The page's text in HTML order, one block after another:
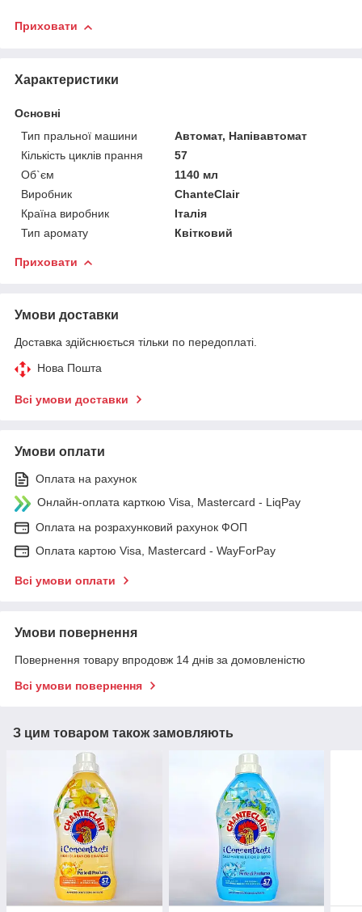
Приховати
Характеристики
Основні
Тип пральної машини
Автомат, Напівавтомат
Кількість циклів прання
57
Об`єм
1140 мл
Виробник
ChanteClair
Країна виробник
Італія
Тип аромату
Квітковий
Приховати
Умови доставки
Доставка здійснюється тільки по передоплаті.
Нова Пошта
Всі умови доставки
Умови оплати
Оплата на рахунок
Онлайн-оплата карткою Visa, Mastercard - LiqPay
Оплата на розрахунковий рахунок ФОП
Оплата картою Visa, Mastercard - WayForPay
Всі умови оплати
Умови повернення
Повернення товару впродовж 14 днів за домовленістю
Всі умови повернення
З цим товаром також замовляють